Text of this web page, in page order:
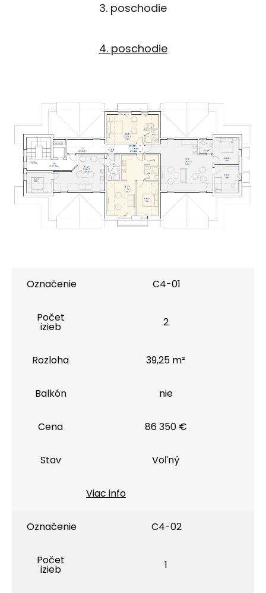
3. poschodie
4. poschodie
Označenie C4-01
Počet
izieb 2
Rozloha 39,25 m²
Balkón nie
Cena 86 350 €
Stav Voľný
Viac info
Označenie C4-02
Počet
izieb 1